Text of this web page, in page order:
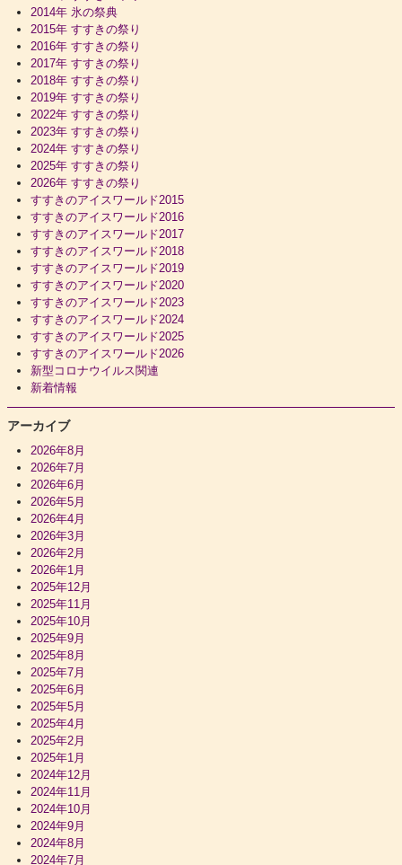
2014年 氷の祭典
2015年 すすきの祭り
2016年 すすきの祭り
2017年 すすきの祭り
2018年 すすきの祭り
2019年 すすきの祭り
2022年 すすきの祭り
2023年 すすきの祭り
2024年 すすきの祭り
2025年 すすきの祭り
2026年 すすきの祭り
すすきのアイスワールド2015
すすきのアイスワールド2016
すすきのアイスワールド2017
すすきのアイスワールド2018
すすきのアイスワールド2019
すすきのアイスワールド2020
すすきのアイスワールド2023
すすきのアイスワールド2024
すすきのアイスワールド2025
すすきのアイスワールド2026
新型コロナウイルス関連
新着情報
アーカイブ
2026年8月
2026年7月
2026年6月
2026年5月
2026年4月
2026年3月
2026年2月
2026年1月
2025年12月
2025年11月
2025年10月
2025年9月
2025年8月
2025年7月
2025年6月
2025年5月
2025年4月
2025年2月
2025年1月
2024年12月
2024年11月
2024年10月
2024年9月
2024年8月
2024年7月